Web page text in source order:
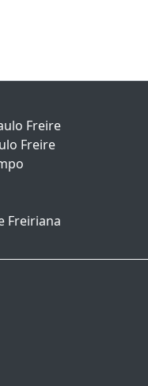
Freire
Freire
Freiriana